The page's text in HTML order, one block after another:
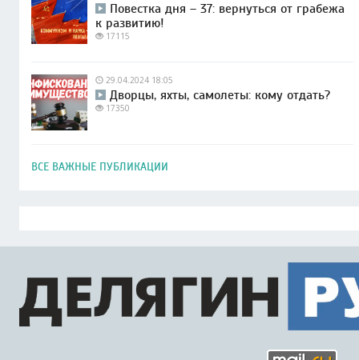
Повестка дня – 37: вернуться от грабежа
к развитию!
17115
29.04.2024 18:05
Дворцы, яхты, самолеты: кому отдать?
17350
ВСЕ ВАЖНЫЕ ПУБЛИКАЦИИ